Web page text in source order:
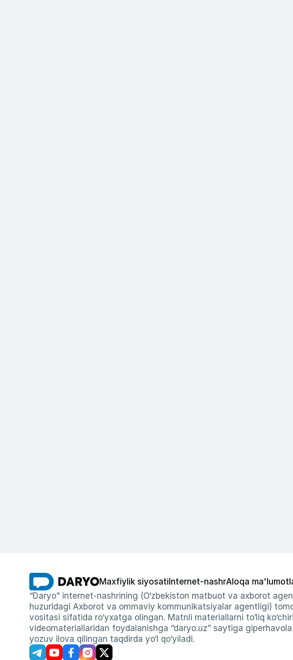
Maxfiylik siyosati Internet-nashrAloqa
“Daryo” internet-nashrining (O‘zbekiston matbuot va axborot
huzuridagi Axborot va ommaviy kommunikatsiyalar agentligi)
vositasi sifatida ro‘yxatga olingan. Matnli materiallarni to‘liq
videomateriallaridan foydalanishga “daryo.uz” saytiga
yozuv ilova qilingan taqdirda yo‘l qo‘yiladi.